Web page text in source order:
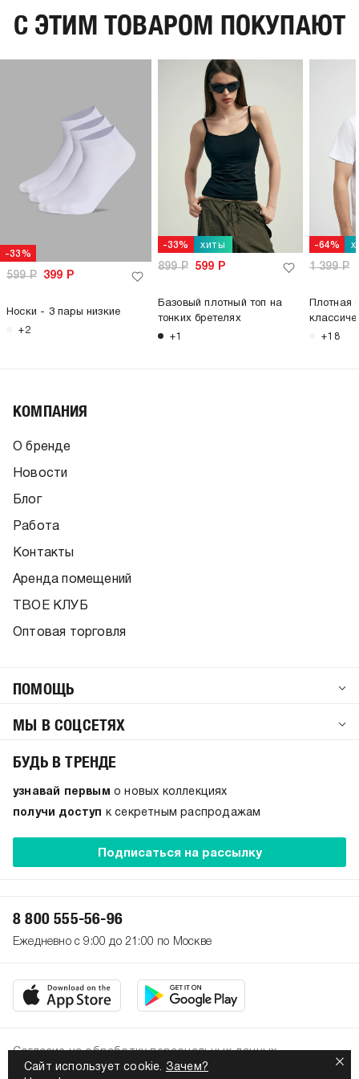
C ЭТИМ ТОВАРОМ ПОКУПАЮТ
-33%
599Р 399 Р
Носки - 3 пары низкие
+2
-33% хиты
899Р 599 Р
Базовый плотный топ на
тонких бретелях
+1
-64%
1 399Р
Плотная
+18
Сайт использует cookie. Зачем?
КОМПАНИЯ
О бренде
Новости
Блог
Работа
Контакты
Аренда помещений
ТВОЕ КЛУБ
Оптовая торговля
ПОМОЩЬ
МЫ В СОЦСЕТЯХ
БУДЬ В ТРЕНДЕ
узнавай первым о новых коллекциях
получи доступ
к секретным распродажам
Подписаться на рассылку
8 800 555-56-96
Ежедневно с 9:00 до 21:00 по Москве
Политика конфиденциальности
Согласие на обработку персональных данных